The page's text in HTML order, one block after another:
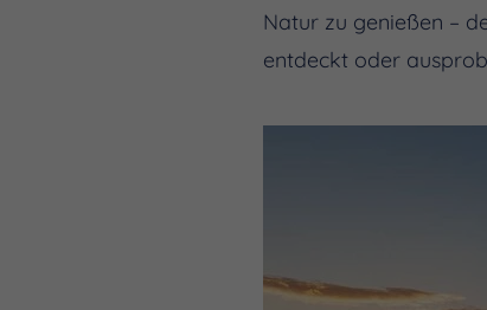
Natur zu genießen –
entdeckt oder